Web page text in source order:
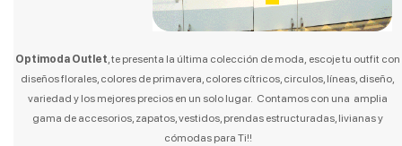
LA CASA DEL TIGRILLO
LA GOYA
LA HUECA DEL MORO
LA VAQUERITA
Optimoda Outlet, te presenta la última colección de moda, escoje tu outfit con
diseños florales, colores de primavera, colores cítricos, circulos, líneas, diseño,
variedad y los mejores precios en un solo lugar. Contamos con una amplia
gama de accesorios, zapatos, vestidos, prendas estructuradas, livianas y
cómodas para Ti!!